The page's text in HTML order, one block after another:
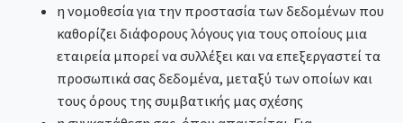
η νομοθεσία για την προστασία των δεδομένων που
καθορίζει διάφορους λόγους για τους οποίους μια
εταιρεία μπορεί να συλλέξει και να επεξεργαστεί τα
προσωπικά σας δεδομένα, μεταξύ των οποίων και
τους όρους της συμβατικής μας σχέσης